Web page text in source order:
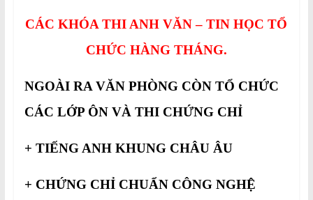
CÁC KHÓA THI ANH VĂN – TIN HỌC TỔ
CHỨC HÀNG THÁNG.
NGOÀI RA VĂN PHÒNG CÒN TỔ CHỨC
CÁC LỚP ÔN VÀ THI CHỨNG CHỈ
+ TIẾNG ANH KHUNG CHÂU ÂU
+ CHỨNG CHỈ CHUẨN CÔNG NGHỆ